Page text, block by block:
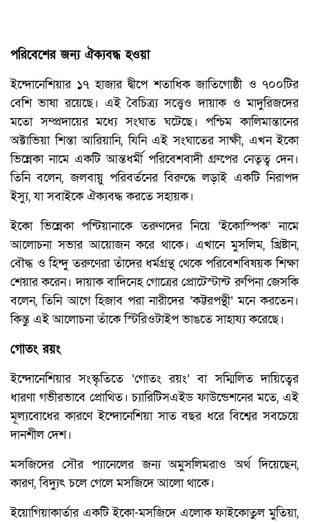
পরিবেশের জন্য ঐক্যবদ্ধ হওয়া
ইন্দোনেশিয়ার ১৭ হাজার দ্বীপে শতাধিক জাতিগোষ্ঠী ও ৭০০টির
বেশি ভাষা রয়েছে। এই বৈচিত্র্য সত্ত্বেও দায়াক ও মাদুরিজদের
মতো সম্প্রদায়ের মধ্যে সংঘাত ঘটেছে। পশ্চিম কালিমান্তানের
অক্টাভিয়া শিন্তা আরিয়ানি, যিনি এই সংঘাতের সাক্ষী, এখন ইকো
ভিন্নেকা নামে একটি আন্তধর্মী পরিবেশবাদী গ্রুপের নেতৃত্ব দেন।
তিনি বলেন, জলবায়ু পরিবর্তনের বিরুদ্ধে লড়াই একটি নিরাপদ
ইস্যু, যা সবাইকে ঐক্যবদ্ধ করতে সহায়ক।
ইকো ভিন্নেকা পন্টিয়ানাকে তরুণদের নিয়ে ‘ইকোস্পিক’ নামে
আলোচনা সভার আয়োজন করে থাকে। এখানে মুসলিম, খ্রিষ্টান,
বৌদ্ধ ও হিন্দু তরুণেরা তাঁদের ধর্মগ্রন্থ থেকে পরিবেশবিষয়ক শিক্ষা
শেয়ার করেন। দায়াক বাদিনেহ গোত্রের প্রোটেস্টান্ট রুপিনা জেসকি
বলেন, তিনি আগে হিজাব পরা নারীদের ‘কট্টরপন্থী’ মনে করতেন।
কিন্তু এই আলোচনা তাঁকে স্টিরিওটাইপ ভাঙতে সাহায্য করেছে।
গোতং রয়ং
ইন্দোনেশিয়ার সংস্কৃতিতে ‘গোতং রয়ং’ বা সম্মিলিত দায়িত্বের
ধারণা গভীরভাবে প্রোথিত। চ্যারিটিসএইড ফাউন্ডেশনের মতে, এই
মূল্যবোধের কারণে ইন্দোনেশিয়া সাত বছর ধরে বিশ্বের সবচেয়ে
দানশীল দেশ।
মসজিদের সৌর প্যানেলের জন্য অমুসলিমরাও অর্থ দিয়েছেন,
কারণ, বিদ্যুৎ চলে গেলে মসজিদে আলো থাকে।
ইয়োগিয়াকার্তার একটি ইকো-মসজিদে এলোক ফাইকোতুল মুতিয়া,